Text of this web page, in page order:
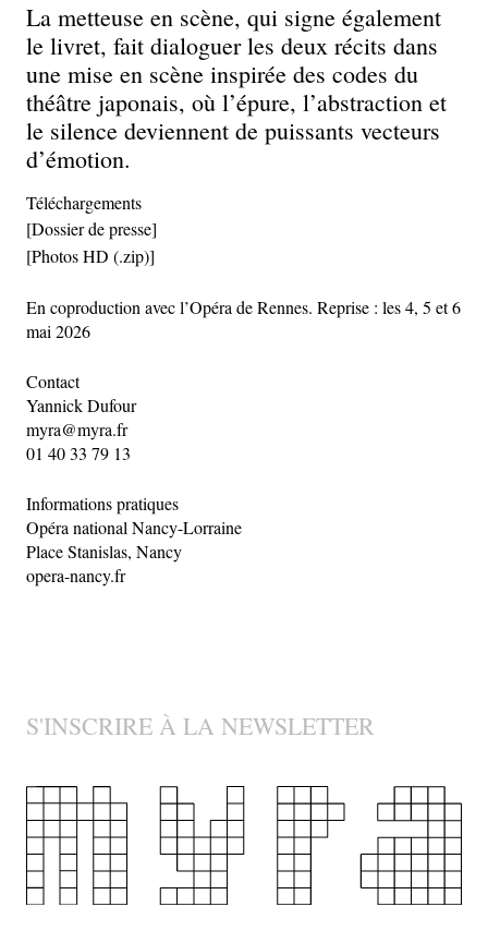
La metteuse en scène, qui signe également
le livret, fait dialoguer les deux récits dans
une mise en scène inspirée des codes du
théâtre japonais, où l’épure, l’abstraction et
le silence deviennent de puissants vecteurs
d’émotion.
Téléchargements
[Dossier de presse]
[Photos HD (.zip)]
En coproduction avec l’Opéra de Rennes. Reprise : les 4, 5 et 6
mai 2026
Contact
Yannick Dufour
myra@myra.fr
01 40 33 79 13
Informations pratiques
Opéra national Nancy-Lorraine
Place Stanislas, Nancy
opera-nancy.fr
S'INSCRIRE À LA NEWSLETTER